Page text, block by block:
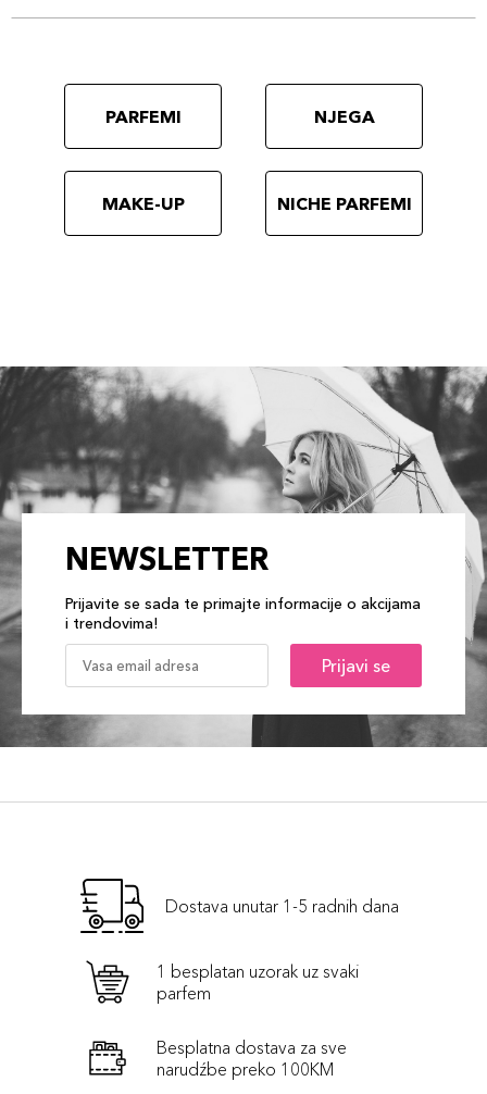
PARFEMI NJEGA
MAKE-UP NICHE PARFEMI
NEWSLETTER
Prijavite se sada te primajte informacije o akcijama
i trendovima!
Prijavi se
Dostava unutar 1-5 radnih dana
1 besplatan uzorak uz svaki
parfem
Besplatna dostava za sve
narudźbe preko 100KM